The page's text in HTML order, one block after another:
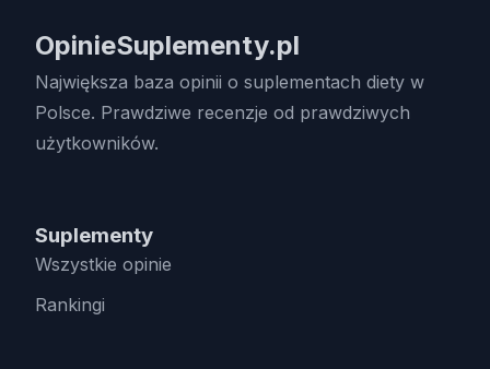
OpinieSuplementy.pl
Największa baza opinii o suplementach diety w
Polsce. Prawdziwe recenzje od prawdziwych
użytkowników.
Suplementy
Wszystkie opinie
Rankingi